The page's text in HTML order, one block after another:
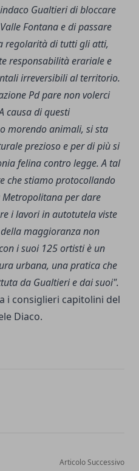
Gualtieri di bloccare
Fontana e di passare
regolarità di tutti gli atti,
responsabilità erariale e
irreversibili al territorio.
Pd pare non volerci
causa di questi
morendo animali, si sta
prezioso e per di più si
felina contro legge. A tal
che stiamo protocollando
per dare
i lavori in autotutela viste
maggioranza non
i suoi 125 ortisti è un
urbana, una pratica che
da Gualtieri e dai suoi".
i consiglieri capitolini del
Diaco.
Articolo Successivo